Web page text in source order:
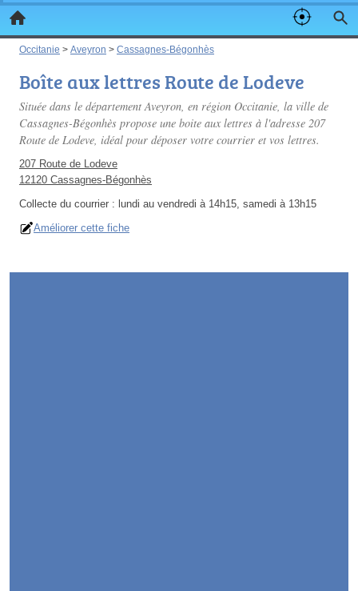
Occitanie > Aveyron > Cassagnes-Bégonhès
Boîte aux lettres Route de Lodeve
Située dans le département Aveyron, en région Occitanie, la ville de
Cassagnes-Bégonhès propose une boite aux lettres à l'adresse 207
Route de Lodeve, idéal pour déposer votre courrier et vos lettres.
207 Route de Lodeve
12120 Cassagnes-Bégonhès
Collecte du courrier : lundi au vendredi à 14h15, samedi à 13h15
Améliorer cette fiche